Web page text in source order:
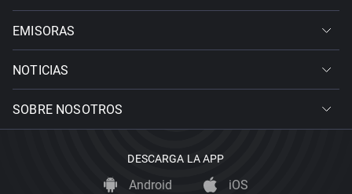
EMISORAS
NOTICIAS
SOBRE NOSOTROS
DESCARGA LA APP
Android iOS